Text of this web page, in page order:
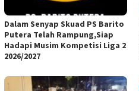
Dalam Senyap Skuad PS Barito
Putera Telah Rampung,Siap
Hadapi Musim Kompetisi Liga 2
2026/2027